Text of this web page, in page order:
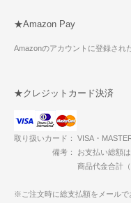
★Amazon Pay
Amazonのアカウントに登録され
★クレジットカード決済
取り扱いカード： VISA・
備考： お支払い総額は以
商品代金合計（税
※ご注文時に総支払額をメールで